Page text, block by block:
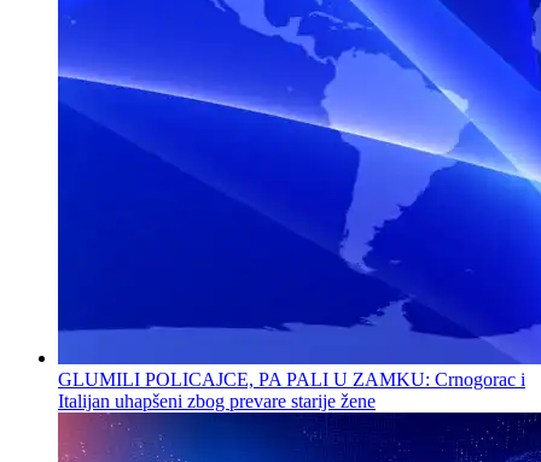
GLUMILI POLICAJCE, PA PALI U ZAMKU: Crnogorac i
Italijan uhapšeni zbog prevare starije žene